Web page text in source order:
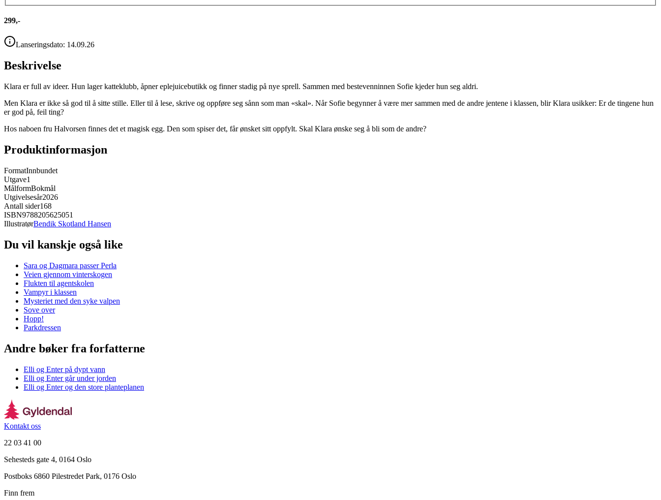
299,-
Lanseringsdato: 14.09.26
Beskrivelse
Klara er full av ideer. Hun lager katteklubb, åpner eplejuicebutikk og finner stadig på nye sprell. Sammen med bestevenninnen Sofie kjeder hun seg aldri.
Men Klara er ikke så god til å sitte stille. Eller til å lese, skrive og oppføre seg sånn som man «skal». Når Sofie begynner å være mer sammen med de andre jentene i klassen, blir Klara usikker: Er de tingene hun
er god på, feil ting?
Hos naboen fru Halvorsen finnes det et magisk egg. Den som spiser det, får ønsket sitt oppfylt. Skal Klara ønske seg å bli som de andre?
Produktinformasjon
FormatInnbundet
Utgave1
MålformBokmål
Utgivelsesår2026
Antall sider168
ISBN9788205625051
IllustratørBendik Skotland Hansen
Du vil kanskje også like
Sara og Dagmara passer Perla
Veien gjennom vinterskogen
Flukten til agentskolen
Vampyr i klassen
Mysteriet med den syke valpen
Sove over
Hopp!
Parkdressen
Andre bøker fra forfatterne
Elli og Enter på dypt vann
Elli og Enter går under jorden
Elli og Enter og den store planteplanen
Kontakt oss
22 03 41 00
Sehesteds gate 4, 0164 Oslo
Postboks 6860 Pilestredet Park, 0176 Oslo
Finn frem